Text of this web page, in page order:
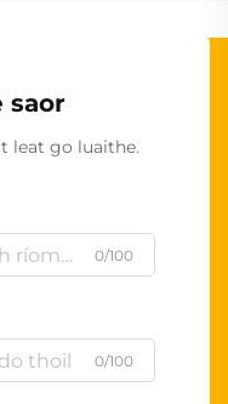
saor
leat go luaithe.
0/100
0/100